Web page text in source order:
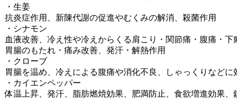
・ 生姜
抗炎症作用
新陳代謝の促進やむくみの解消
殺菌作用
・ シナモン
血液改善
冷え性や冷えからくる肩こり ・ 関節痛 ・ 腹痛 ・ 下
胃腸のもたれ ・ 痛み改善 発汗 ・ 解熱作用
・ クローブ
胃腸を温め 冷えによる腹痛や消化不良 しゃっくりなどに
・ カイエンペッパー
体温上昇
発汗 脂肪燃焼効果 肥満防止 食欲増進効果